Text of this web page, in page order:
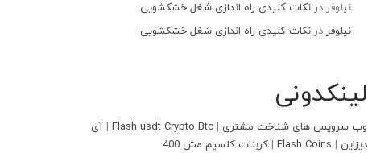
نیلوفر در نکات کلیدی راه اندازی شغل خشکشویی
نیلوفر در نکات کلیدی راه اندازی شغل خشکشویی
لینکدونی
وب سرویس های شناخت مشتری |
Flash usdt Crypto Btc
| آی
دیزاین|
Flash Coins
| کربنات کلسیم مش 400